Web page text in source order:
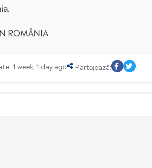
ROMÂNIA
1 week, 1 day ago Partajează: